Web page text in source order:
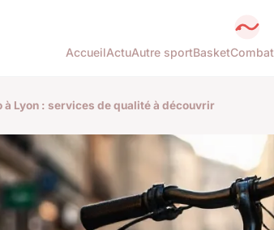
AccueilActuAutre sportBasketCombat
à Lyon : services de qualité à découvrir